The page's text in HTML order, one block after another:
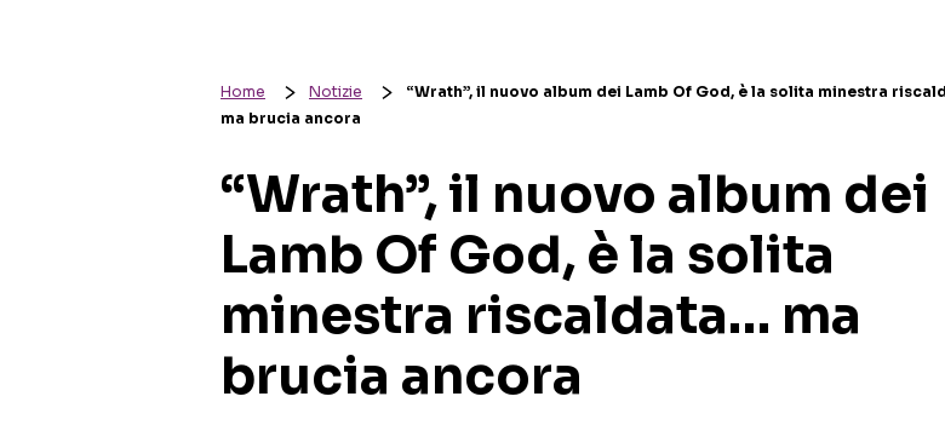
Home Notizie
“Wrath”, il nuovo album dei Lamb Of God, è la solita minestra
ma brucia ancora
“Wrath”, il nuovo album dei
Lamb Of God, è la solita
minestra riscaldata… ma
brucia ancora